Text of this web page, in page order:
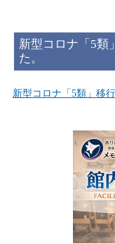
新型コロナ「5類
た。
新型コロナ「5類」移